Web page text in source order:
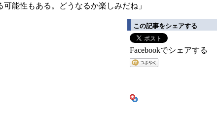
能性もある。どうなるか楽しみだね」
この記事をシェアする
Facebookでシェアする